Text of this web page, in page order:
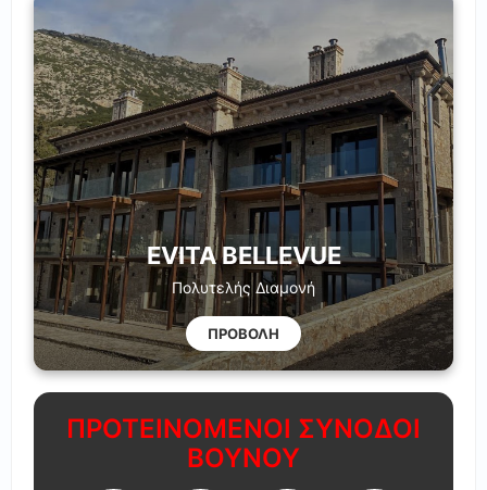
EVITA BELLEVUE
Πολυτελής Διαμονή
ΠΡΟΒΟΛΗ
ΠΡΟΤΕΙΝΟΜΕΝΟΙ ΣΥΝΟΔΟΙ
ΒΟΥΝΟΥ